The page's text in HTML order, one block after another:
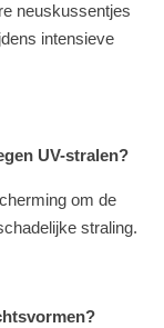
neuskussentjes
intensieve
UV-stralen?
om de
straling.